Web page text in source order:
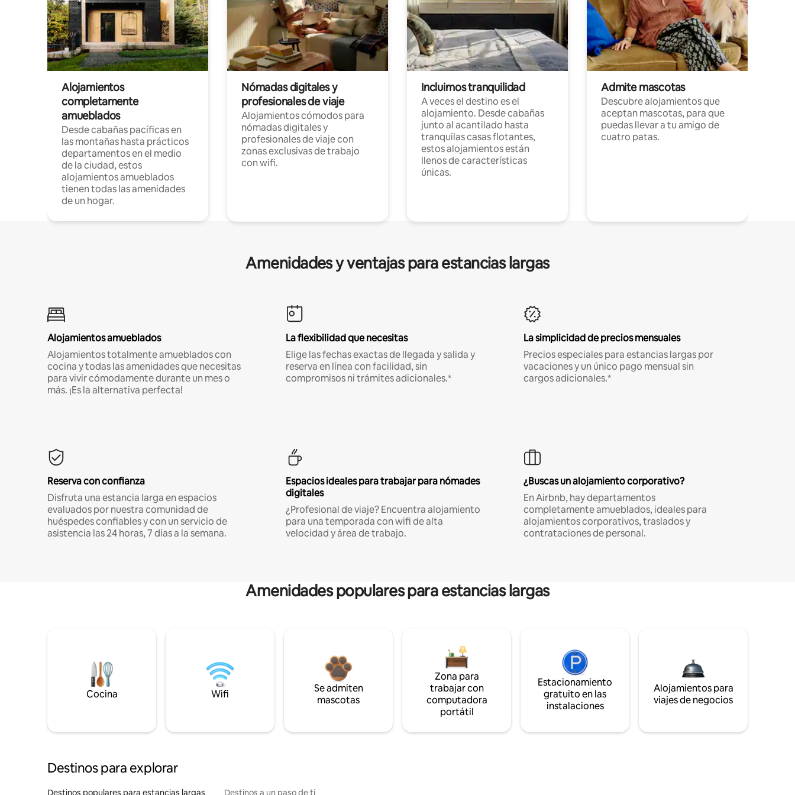
Alojamientos
completamente
amueblados
Desde cabañas pacíficas en
las montañas hasta prácticos
departamentos en el medio
de la ciudad, estos
alojamientos amueblados
tienen todas las amenidades
de un hogar.
Nómadas digitales y
profesionales de viaje
Alojamientos cómodos para
nómadas digitales y
profesionales de viaje con
zonas exclusivas de trabajo
con wifi.
Incluimos tranquilidad
A veces el destino es el
alojamiento. Desde cabañas
junto al acantilado hasta
tranquilas casas flotantes,
estos alojamientos están
llenos de características
únicas.
Admite mascotas
Descubre alojamientos que
aceptan mascotas, para que
puedas llevar a tu amigo de
cuatro patas.
Amenidades y ventajas para estancias largas
Alojamientos amueblados
Alojamientos totalmente amueblados con
cocina y todas las amenidades que necesitas
para vivir cómodamente durante un mes o
más. ¡Es la alternativa perfecta!
La flexibilidad que necesitas
Elige las fechas exactas de llegada y salida y
reserva en línea con facilidad, sin
compromisos ni trámites adicionales.*
La simplicidad de precios mensuales
Precios especiales para estancias largas por
vacaciones y un único pago mensual sin
cargos adicionales.*
Reserva con confianza
Disfruta una estancia larga en espacios
evaluados por nuestra comunidad de
huéspedes confiables y con un servicio de
asistencia las 24 horas, 7 días a la semana.
Espacios ideales para trabajar para nómades
digitales
¿Profesional de viaje? Encuentra alojamiento
para una temporada con wifi de alta
velocidad y área de trabajo.
¿Buscas un alojamiento corporativo?
En Airbnb, hay departamentos
completamente amueblados, ideales para
alojamientos corporativos, traslados y
contrataciones de personal.
Amenidades populares para estancias largas
Cocina Wifi
Se admiten
mascotas
Zona para
trabajar con
computadora
portátil
Estacionamiento
gratuito en las
instalaciones
Alojamientos para
viajes de negocios
Destinos para explorar
Destinos populares para estancias largas Destinos a un paso de ti